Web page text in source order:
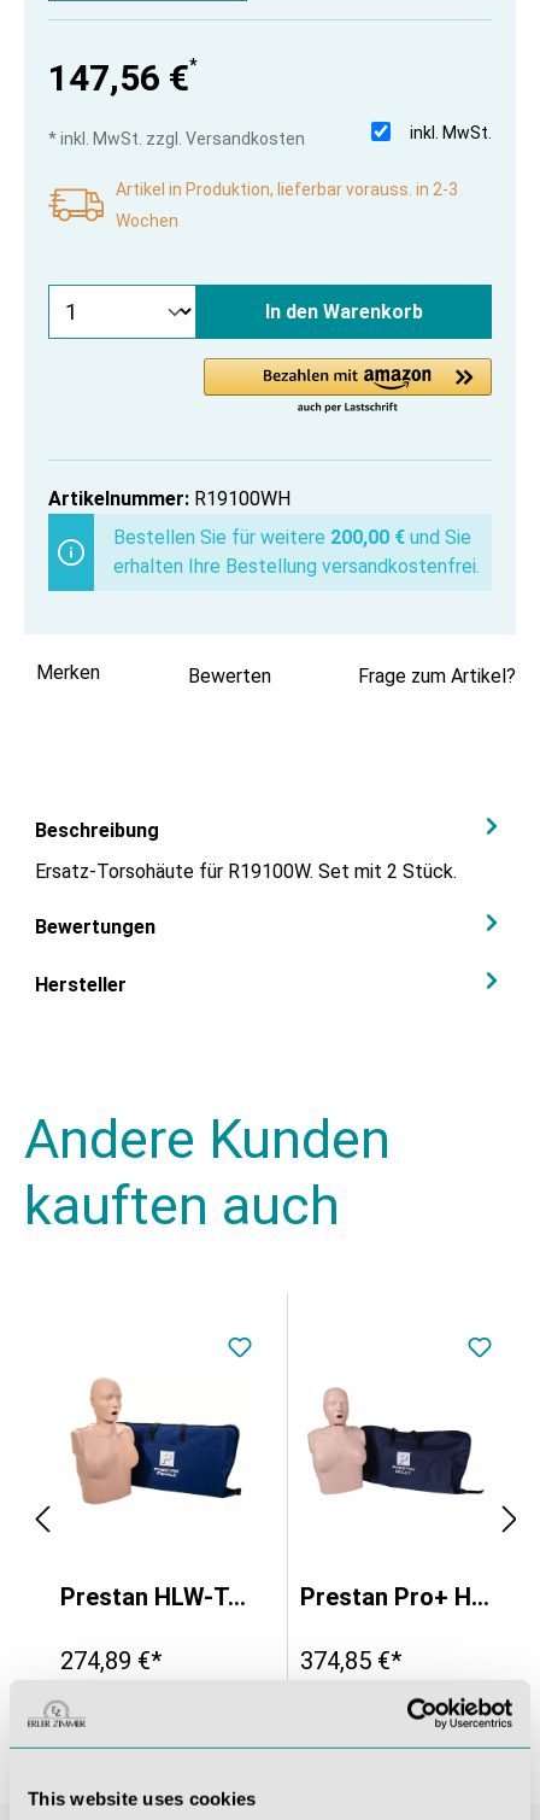
This website uses cookies
147,56 €*
inkl. MwSt.
* inkl. MwSt. zzgl. Versandkosten
Artikel in Produktion, lieferbar vorauss. in 2-3
Wochen
In den Warenkorb
Artikelnummer: R19100WH
Bestellen Sie für weitere 200,00 € und Sie
erhalten Ihre Bestellung versandkostenfrei.
Merken Bewerten Frage zum Artikel?
Beschreibung
Ersatz-Torsohäute für R19100W. Set mit 2 Stück.
Bewertungen
Hersteller
Andere Kunden
kauften auch
Prestan HLW-Torso weiblich mit Leuchtanzeige
274,89 €*
Prestan Pro+ HLW-Torso weiblich mit Leuchtanzeige
374,85 €*